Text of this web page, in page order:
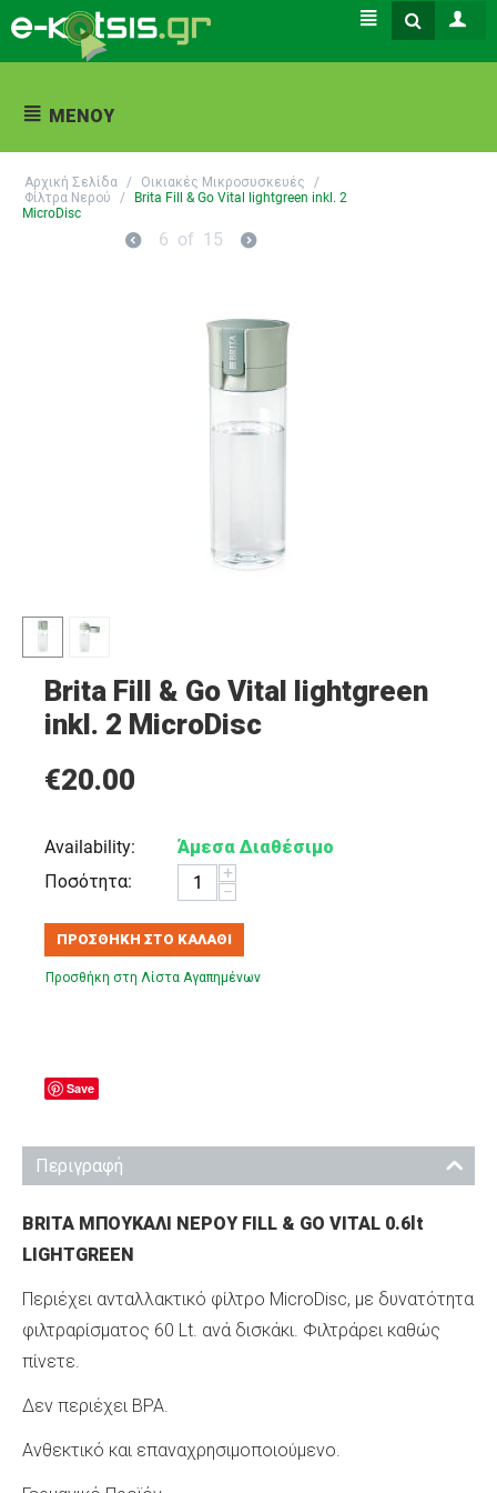
ΜΕΝΟΎ
Αρχική Σελίδα / Οικιακές Μικροσυσκευές
/
Φίλτρα Νερού
/
Brita Fill & Go Vital lightgreen inkl. 2
MicroDisc
6 of 15
Brita Fill & Go Vital lightgreen
inkl. 2 MicroDisc
€20.00
Availability:
Άμεσα Διαθέσιμο
Ποσότητα:
+
−
ΠΡΟΣΘΉΚΗ ΣΤΟ ΚΑΛΆΘΙ
Προσθήκη στη Λίστα Αγαπημένων
Save
Περιγραφή
BRITA ΜΠΟΥΚΑΛΙ ΝΕΡΟΥ FILL & GO VITAL 0.6lt
LIGHTGREEN
Περιέχει ανταλλακτικό φίλτρο MicroDisc, με δυνατότητα
φιλτραρίσματος 60 Lt. ανά δισκάκι. Φιλτράρει καθώς
πίνετε.
Δεν περιέχει BPA.
Ανθεκτικό και επαναχρησιμοποιούμενο.